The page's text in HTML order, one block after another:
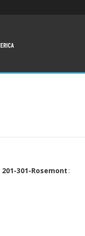
201-301-Rosemont :